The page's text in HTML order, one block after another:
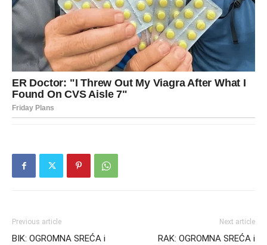
Previous article
BIK: OGROMNA SREĆA i
Next article
RAK: OGROMNA SREĆA i